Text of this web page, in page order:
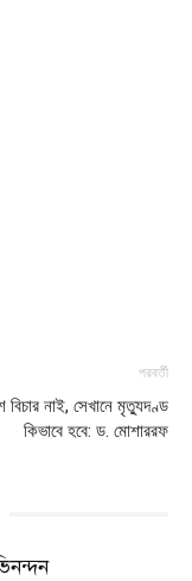
পরবর্তী
বিচার নাই, সেখানে মৃত্যুদণ্ড
কিভাবে হবে: ড. মোশাররফ